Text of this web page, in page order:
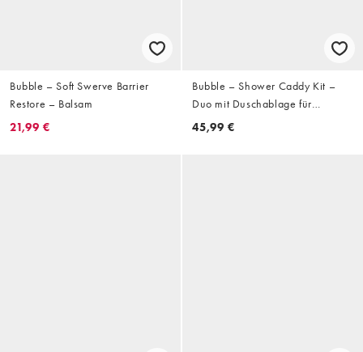
Bubble – Soft Swerve Barrier
Restore – Balsam
21,99 €
Bubble – Shower Caddy Kit –
Duo mit Duschablage für
Mischhaut
45,99 €